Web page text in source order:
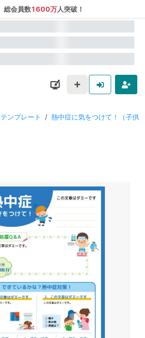
総会員数1600万人突破！
ンプレート / 熱中症に気をつけて！（子供